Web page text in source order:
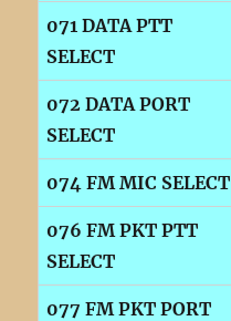
071 DATA PTT
SELECT
072 DATA PORT
SELECT
074 FM MIC SELECT
076 FM PKT PTT
SELECT
077 FM PKT PORT